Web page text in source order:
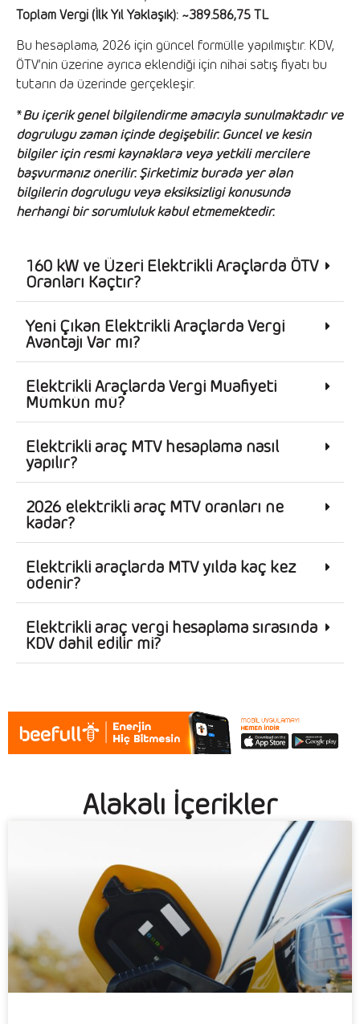
Toplam Vergi (İlk Yıl Yaklaşık): ~389.586,75 TL
Bu hesaplama, 2026 için güncel formülle yapılmıştır. KDV,
ÖTV’nin üzerine ayrıca eklendiği için nihai satış fiyatı bu
tutarın da üzerinde gerçekleşir.
*Bu içerik genel bilgilendirme amacıyla sunulmaktadır ve
doğruluğu zaman içinde değişebilir. Güncel ve kesin
bilgiler için resmi kaynaklara veya yetkili mercilere
başvurmanız önerilir. Şirketimiz burada yer alan
bilgilerin doğruluğu veya eksiksizliği konusunda
herhangi bir sorumluluk kabul etmemektedir.
160 kW ve Üzeri Elektrikli Araçlarda ÖTV
Oranları Kaçtır?
Yeni Çıkan Elektrikli Araçlarda Vergi
Avantajı Var mı?
Elektrikli Araçlarda Vergi Muafiyeti
Mümkün mü?
Elektrikli araç MTV hesaplama nasıl
yapılır?
2026 elektrikli araç MTV oranları ne
kadar?
Elektrikli araçlarda MTV yılda kaç kez
ödenir?
Elektrikli araç vergi hesaplama sırasında
KDV dahil edilir mi?
Alakalı İçerikler